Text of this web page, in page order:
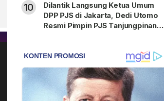
10
Dilantik Langsung Ketua Umum
DPP PJS di Jakarta, Dedi Utomo
Resmi Pimpin PJS Tanjungpinang-